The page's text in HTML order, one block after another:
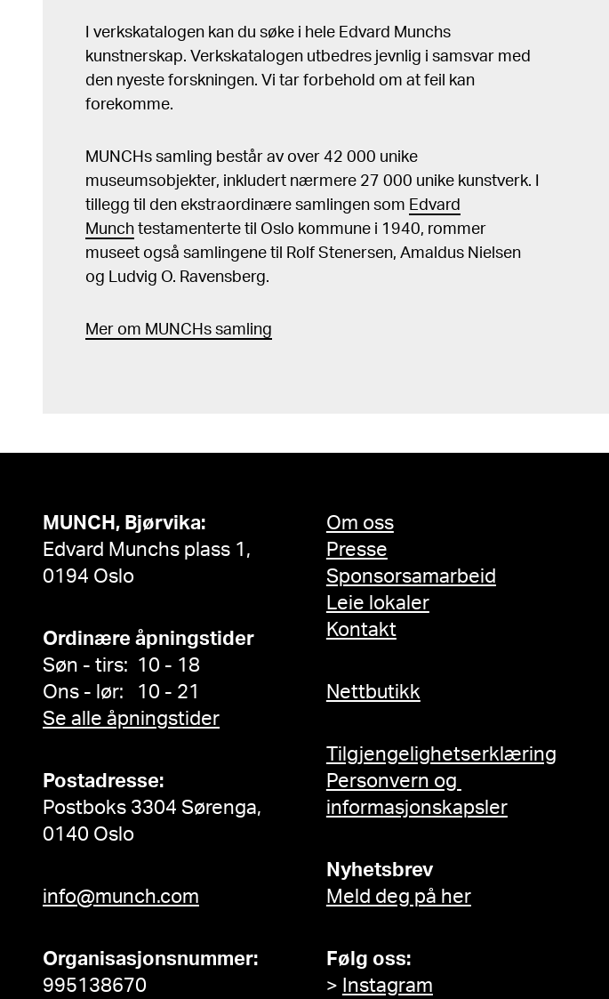
I verkskatalogen kan du søke i hele Edvard Munchs
kunstnerskap. Verkskatalogen utbedres jevnlig i samsvar med
den nyeste forskningen. Vi tar forbehold om at feil kan
forekomme.
MUNCHs samling består av over 42 000 unike
museumsobjekter, inkludert nærmere 27 000 unike kunstverk. I
tillegg til den ekstraordinære samlingen som Edvard
Munch testamenterte til Oslo kommune i 1940, rommer
museet også samlingene til Rolf Stenersen, Amaldus Nielsen
og Ludvig O. Ravensberg.
Mer om MUNCHs samling
MUNCH, Bjørvika:
Edvard Munchs plass 1,
0194 Oslo
Ordinære åpningstider
Søn - tirs: 10 - 18
Ons - lør: 10 - 21
Se alle åpningstider
Postadresse:
Postboks 3304 Sørenga,
0140 Oslo
info@munch.com
Organisasjonsnummer:
995138670
Om oss
Presse
Sponsorsamarbeid
Leie lokaler
Kontakt
Nettbutikk
Tilgjengelighetserklæring
Personvern og
informasjonskapsler
Nyhetsbrev
Meld deg på her
Følg oss:
> Instagram